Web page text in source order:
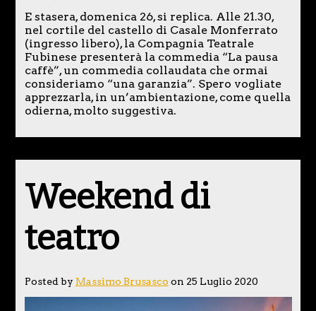
E stasera, domenica 26, si replica. Alle 21.30,
nel cortile del castello di Casale Monferrato
(ingresso libero), la Compagnia Teatrale
Fubinese presenterà la commedia “La pausa
caffè”, un commedia collaudata che ormai
consideriamo “una garanzia”. Spero vogliate
apprezzarla, in un’ambientazione, come quella
odierna, molto suggestiva.
Weekend di
teatro
Posted by Massimo Brusasco on 25 Luglio 2020